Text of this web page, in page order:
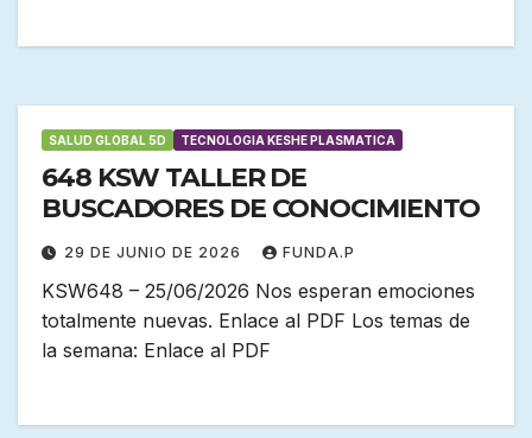
SALUD GLOBAL 5D TECNOLOGIA KESHE PLASMATICA
648 KSW TALLER DE
BUSCADORES DE CONOCIMIENTO
29 DE JUNIO DE 2026 FUNDA.P
KSW648 – 25/06/2026 Nos esperan emociones
totalmente nuevas. Enlace al PDF Los temas de
la semana: Enlace al PDF